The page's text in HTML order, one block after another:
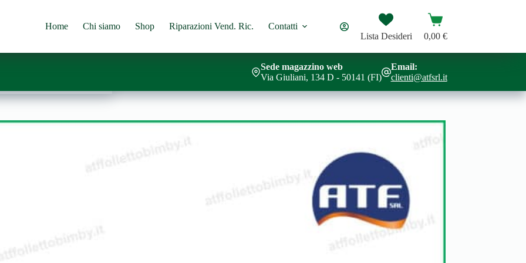
Home Chi siamo Shop Riparazioni Vend. Ric.
Contatti
Lista Desideri
Carrello
0,00 €
Sede magazzino web
Via Giuliani, 134 D - 50141 (FI)
Email:
clienti@atfsrl.it